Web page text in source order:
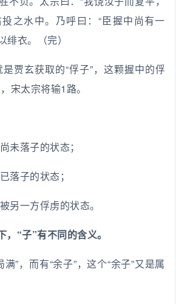
之水中。乃呼曰：“臣握中尚有一
绯衣。（完）
贾玄获取的“俘子”，这颗握中的俘
宋太宗将输1路。
未落子的状态；
落子的状态；
另一方俘虏的状态。
“子”有不同的含义。
”，而有“余子”，这个“余子”又是属